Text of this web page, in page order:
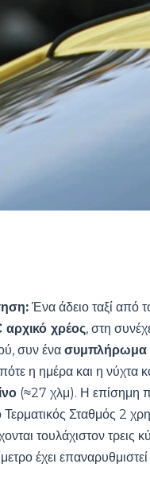
Ένα άδειο ταξί από
χρέος, στη
συν ένα συμπλήρωμα
η ημέρα και η νύχτα
(≈27 χλμ). Η επίσημη
Σταθμός 2
τουλάχιστον τρεις
έχει